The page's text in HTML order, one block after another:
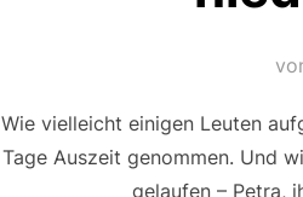
Wie vielleicht einigen Leuten
Tage Auszeit genommen. Und
gelaufen – Petra,